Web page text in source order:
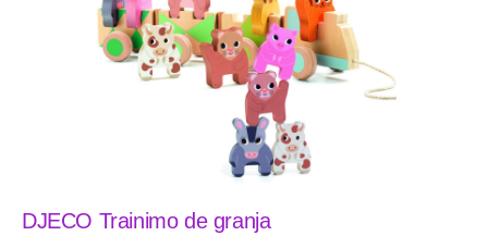
DJECO Trainimo de granja